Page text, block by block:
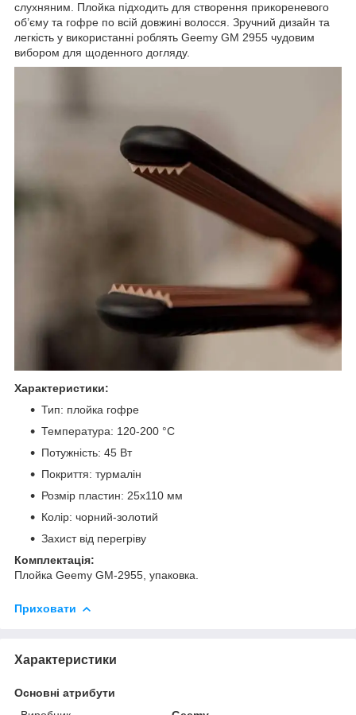
слухняним. Плойка підходить для створення прикореневого
об’єму та гофре по всій довжині волосся. Зручний дизайн та
легкість у використанні роблять Geemy GM 2955 чудовим
вибором для щоденного догляду.
Характеристики:
Тип: плойка гофре
Температура: 120-200 °С
Потужність: 45 Вт
Покриття: турмалін
Розмір пластин: 25х110 мм
Колір: чорний-золотий
Захист від перегріву
Комплектація:
Плойка Geemy GM-2955, упаковка.
Приховати
Характеристики
Основні атрибути